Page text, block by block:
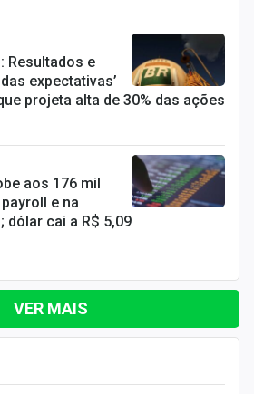
Resultados e
expectativas’
projeta alta de 30% das ações
aos 176 mil
e na
dólar cai a R$ 5,09
VER MAIS